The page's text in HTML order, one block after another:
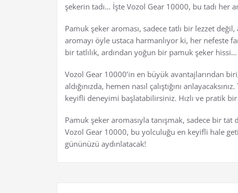
şekerin tadı… İşte Vozol Gear 10000, bu tadı her
Pamuk şeker aroması, sadece tatlı bir lezzet
aromayı öyle ustaca harmanlıyor ki, her nefeste
bir tatlılık, ardından yoğun bir pamuk şeker
Vozol Gear 10000’in en büyük avantajlarından
aldığınızda, hemen nasıl çalıştığını
keyifli deneyimi başlatabilirsiniz. Hızlı ve pratik
Pamuk şeker aromasıyla tanışmak, sadece bir
Vozol Gear 10000, bu yolculuğu en keyifli hale
gününüzü aydınlatacak!